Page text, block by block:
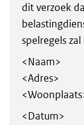
dit verzoek
spelregels
<Naam>
<Adres>